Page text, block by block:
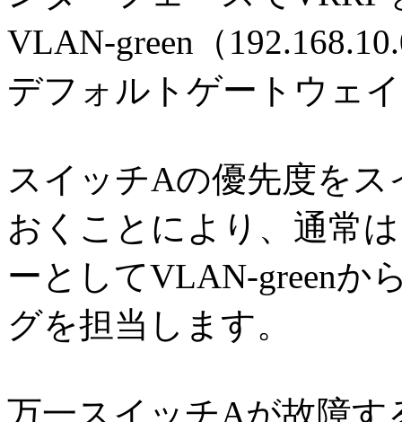
VLAN-green（
デフォルトゲートウェ
スイッチAの優先度を
おくことにより、通常
ーとしてVLAN-greenか
グを担当します。
万一スイッチAが故障